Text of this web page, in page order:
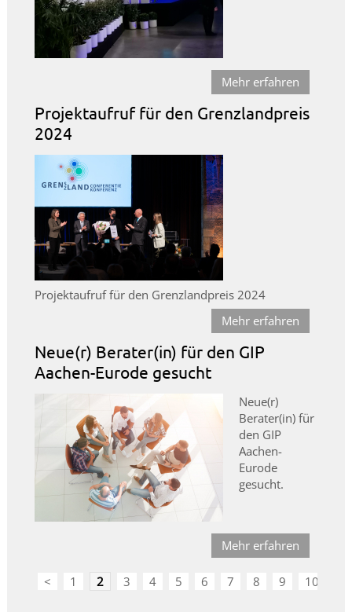
Mehr erfahren
Projektaufruf für den Grenzlandpreis
2024
Projektaufruf für den Grenzlandpreis 2024
Mehr erfahren
Neue(r) Berater(in) für den GIP
Aachen-Eurode gesucht
Neue(r)
Berater(in) für
den GIP
Aachen-
Eurode
gesucht.
Mehr erfahren
< 1 2 3 4 5 6 7 8 9 10